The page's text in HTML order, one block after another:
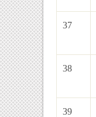
37
38
39